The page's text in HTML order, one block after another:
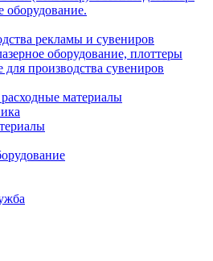
оборудование.
рекламы и сувениров
оборудование, плоттеры
производства сувениров
материалы